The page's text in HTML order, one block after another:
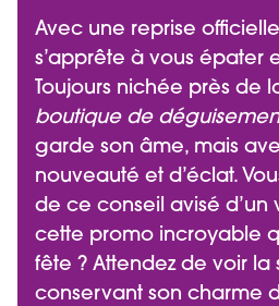
Avec une reprise
s’apprête à vous épater
Toujours nichée près de
boutique de
garde son âme, mais
nouveauté et d’éclat.
de ce conseil avisé d’un
cette promo incroyable
fête ? Attendez de voir la
conservant son charme